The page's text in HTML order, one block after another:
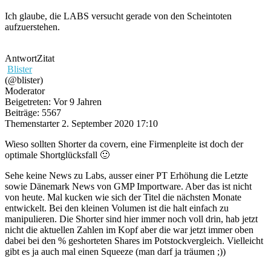
Ich glaube, die LABS versucht gerade von den Scheintoten
aufzuerstehen.
AntwortZitat
Blister
(@blister)
Moderator
Beigetreten: Vor 9 Jahren
Beiträge: 5567
Themenstarter 2. September 2020 17:10
Wieso sollten Shorter da covern, eine Firmenpleite ist doch der
optimale Shortglücksfall 🙂
Sehe keine News zu Labs, ausser einer PT Erhöhung die Letzte
sowie Dänemark News von GMP Importware. Aber das ist nicht
von heute. Mal kucken wie sich der Titel die nächsten Monate
entwickelt. Bei den kleinen Volumen ist die halt einfach zu
manipulieren. Die Shorter sind hier immer noch voll drin, hab jetzt
nicht die aktuellen Zahlen im Kopf aber die war jetzt immer oben
dabei bei den % geshorteten Shares im Potstockvergleich. Vielleicht
gibt es ja auch mal einen Squeeze (man darf ja träumen ;))